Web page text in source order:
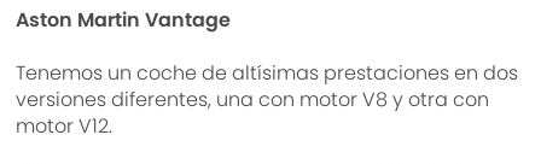
Aston Martin Vantage
Tenemos un coche de altísimas prestaciones en dos
versiones diferentes, una con motor V8 y otra con
motor V12.